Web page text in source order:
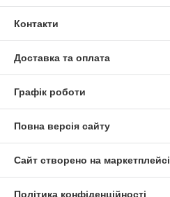
Контакти
Доставка та оплата
Графік роботи
Повна версія сайту
Сайт створено на маркетплейсі
Політика конфіденційності